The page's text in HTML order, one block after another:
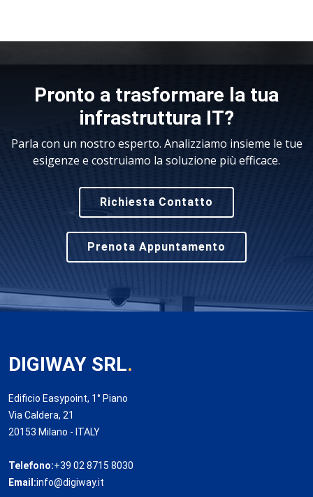
Pronto a trasformare la tua
infrastruttura IT?
Parla con un nostro esperto. Analizziamo insieme le tue
esigenze e costruiamo la soluzione più efficace.
Richiesta Contatto
Prenota Appuntamento
DIGIWAY SRL.
Edificio Easypoint, 1° Piano
Via Caldera, 21
20153 Milano - ITALY
Telefono:+39 02 8715 8030
Email:info@digiway.it